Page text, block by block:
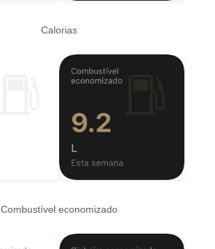
Calorias
Combustível economizado